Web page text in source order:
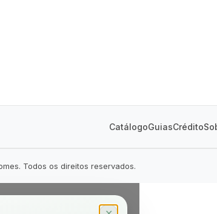
CatálogoGuiasCrédito
Todos os direitos reservados.